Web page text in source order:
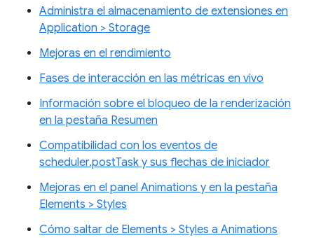
Administra el almacenamiento de extensiones en
Application > Storage
Mejoras en el rendimiento
Fases de interacción en las métricas en vivo
Información sobre el bloqueo de la renderización
en la pestaña Resumen
Compatibilidad con los eventos de
scheduler.postTask y sus flechas de iniciador
Mejoras en el panel Animations y en la pestaña
Elements > Styles
Cómo saltar de Elements > Styles a Animations